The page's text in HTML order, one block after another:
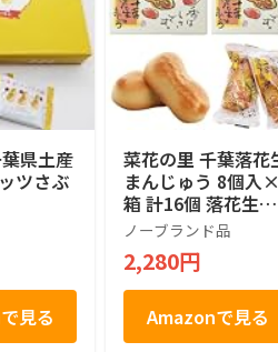
県土産
ツさぶ
見る
菜花の里 千葉落花
まんじゅう 8個入
箱 計16個 落花生の
形 ピーナッツ 白あ
ん 和菓子 饅頭 千葉
土産 房総 個包装 手
土産
ノーブランド品
2,280円
Amazonで見る